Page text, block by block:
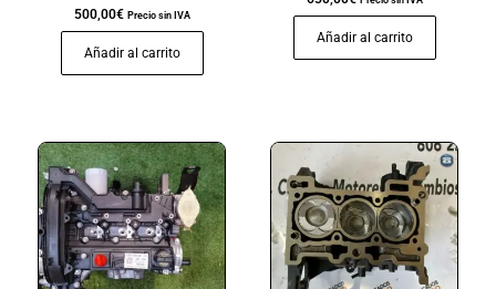
500,00€ Precio sin IVA
Añadir al carrito
Añadir al carrito